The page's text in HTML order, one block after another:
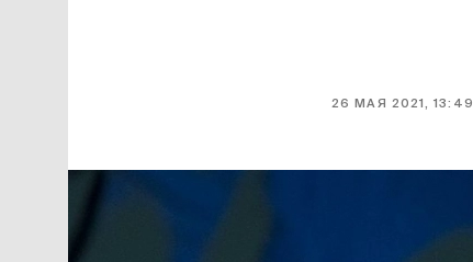
26 МАЯ 2021, 13:49